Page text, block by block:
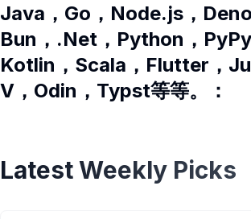
Java，Go，Node.js，Deno
Bun，.Net，Python，PyPy
Kotlin，Scala，Flutter，
V，Odin，Typst等等。：
Latest Weekly Picks